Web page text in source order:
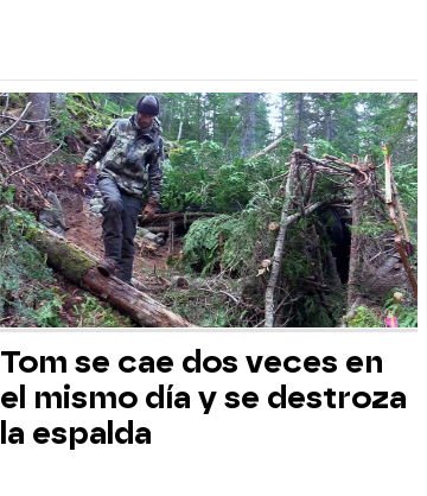
Tom se cae dos veces en
el mismo día y se destroza
la espalda